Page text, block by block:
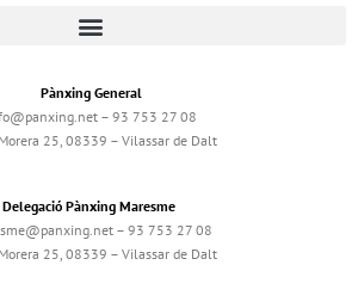
Pànxing General
– 93 753 27 08
25, 08339 – Vilassar de Dalt
Delegació Pànxing Maresme
– 93 753 27 08
25, 08339 – Vilassar de Dalt